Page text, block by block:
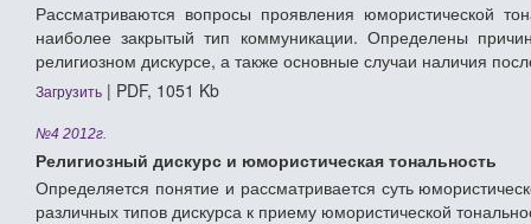
Рассматриваются вопросы проявления юмористической
наиболее закрытый тип коммуникации. Определены
религиозном дискурсе, а также основные случаи наличия
Загрузить | PDF, 1051 Kb
№4 2012г.
Религиозный дискурс и юмористическая тональность
Определяется понятие и рассматривается суть
различных типов дискурса к приему юмористической